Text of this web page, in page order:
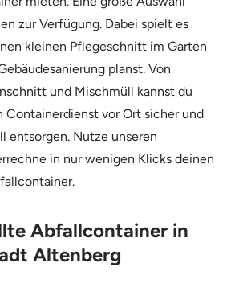
zur Verfügung. Dabei spielt es
kleinen Pflegeschnitt im Garten
planst. Von
und Mischmüll kannst du
Containerdienst vor Ort sicher und
entsorgen. Nutze unseren
in nur wenigen Klicks deinen
Abfallcontainer in
Altenberg